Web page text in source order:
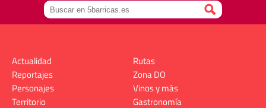
Actualidad
Reportajes
Personajes
Territorio
Rutas
Zona DO
Vinos y más
Gastronomía